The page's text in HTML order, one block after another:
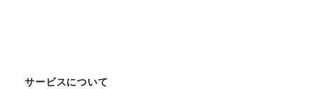
サービスについて